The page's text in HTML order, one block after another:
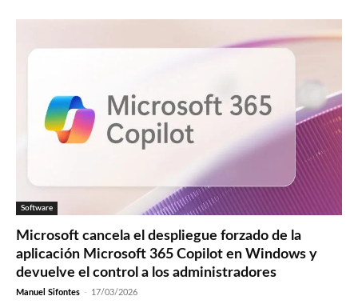
Software
Microsoft cancela el despliegue forzado de la
aplicación Microsoft 365 Copilot en Windows y
devuelve el control a los administradores
Manuel Sifontes - 17/03/2026